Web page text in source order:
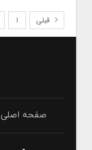
قبلی ۱
صفحه اصلی